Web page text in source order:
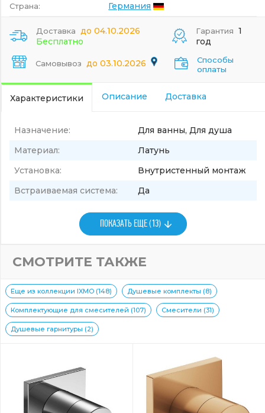
Страна: Германия
Доставка до 04.10.2026
Бесплатно
Самовывоз до 03.10.2026
Гарантия 1
год
Способы
оплаты
Характеристики Описание Доставка
Назначение:
Для ванны, Для душа
Материал:
Латунь
Установка:
Внутристенный монтаж
Встраиваемая система:
Да
ПОКАЗАТЬ ЕЩЕ (13)
СМОТРИТЕ ТАКЖЕ
Еще из коллекции IXMO (148) Душевые комплекты (8)
Комплектующие для смесителей (107) Смесители (31)
Душевые гарнитуры (2)